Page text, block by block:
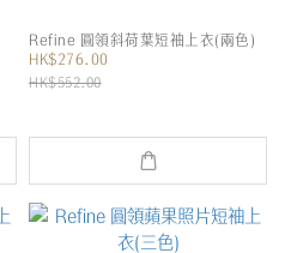
Refine 圓領斜荷葉短袖上衣(兩色)
HK$276.00
HK$552.00